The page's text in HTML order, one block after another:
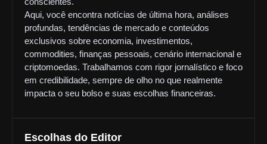
Aqui, você encontra notícias de última hora, análises
profundas, tendências de mercado e conteúdos
exclusivos sobre economia, investimentos,
commodities, finanças pessoais, cenário internacional e
criptomoedas. Trabalhamos com rigor jornalístico e foco
em credibilidade, sempre de olho no que realmente
impacta o seu bolso e suas escolhas financeiras.
Escolhas do Editor